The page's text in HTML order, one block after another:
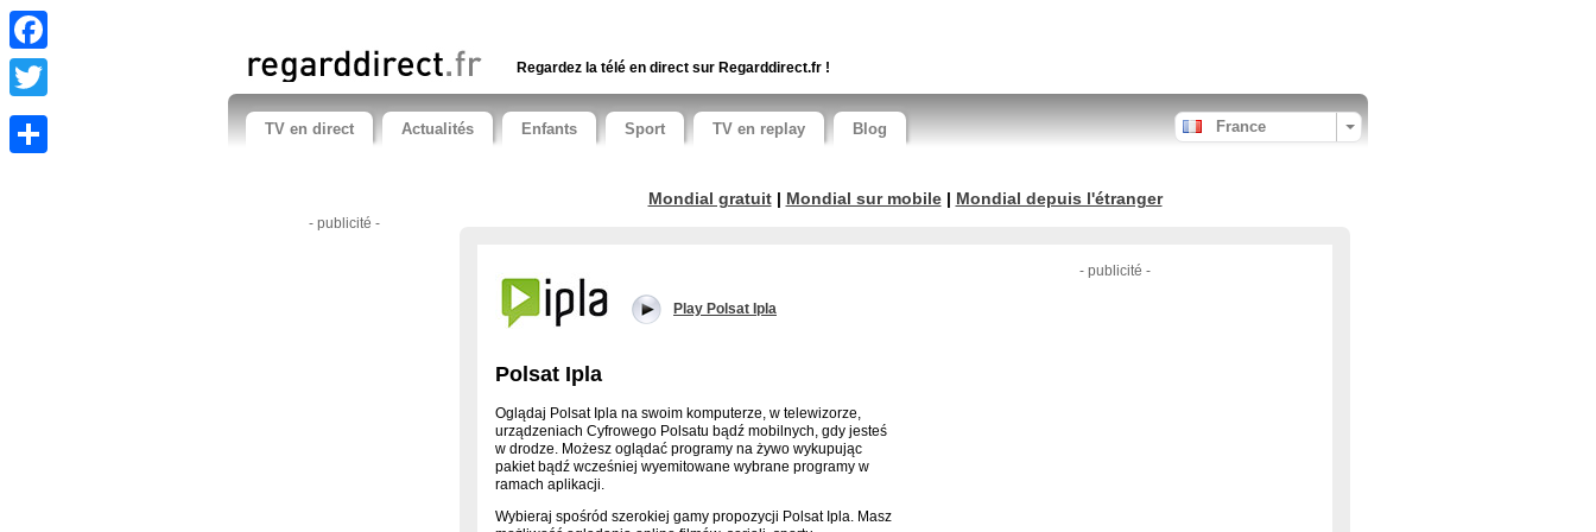
Facebook
Twitter
Regardez la télé en direct sur Regarddirect.fr !
TV en direct Actualités Enfants Sport TV en replay Blog France
- publicité -
Mondial gratuit| Mondial sur mobile| Mondial depuis l'étranger
- publicité -
Play Polsat Ipla
Polsat Ipla
Oglądaj Polsat Ipla na swoim komputerze, w telewizorze,
urządzeniach Cyfrowego Polsatu bądź mobilnych, gdy jesteś
w drodze. Możesz oglądać programy na żywo wykupując
pakiet bądź wcześniej wyemitowane wybrane programy w
ramach aplikacji.
Wybieraj spośród szerokiej gamy propozycji Polsat Ipla. Masz